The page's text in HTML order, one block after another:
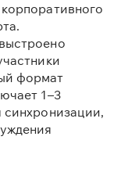
формат
1–3
синхронизации,